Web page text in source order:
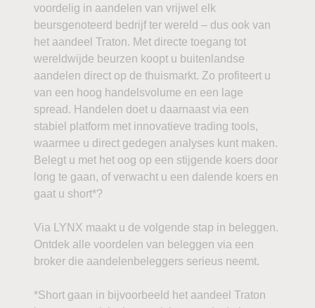
voordelig in aandelen van vrijwel elk
beursgenoteerd bedrijf ter wereld – dus ook van
het aandeel Traton. Met directe toegang tot
wereldwijde beurzen koopt u buitenlandse
aandelen direct op de thuismarkt. Zo profiteert u
van een hoog handelsvolume en een lage
spread. Handelen doet u daarnaast via een
stabiel platform met innovatieve trading tools,
waarmee u direct gedegen analyses kunt maken.
Belegt u met het oog op een stijgende koers door
long te gaan, of verwacht u een dalende koers en
gaat u short*?
Via LYNX maakt u de volgende stap in beleggen.
Ontdek alle voordelen van beleggen via een
broker die aandelenbeleggers serieus neemt.
*Short gaan in bijvoorbeeld het aandeel Traton